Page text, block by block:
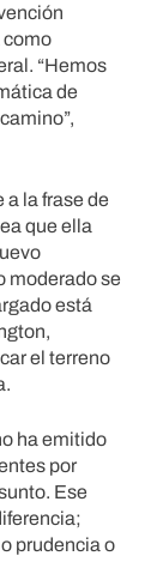
como
“Hemos
de
a la frase de
que ella
moderado se
está
el terreno
ha emitido
por
Ese
prudencia o